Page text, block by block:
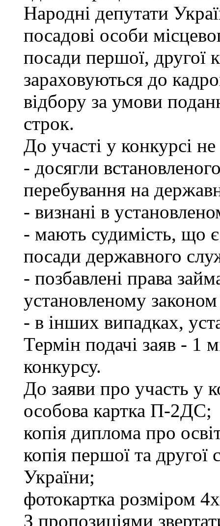
Народні депутати
посадові особи
посади першої, другої
зараховуються до
відбору за умови
строк.
До участі у конкурсі
- досягли
перебування на
- визнані в
- мають судимість, що
посади державного
- позбавлені права
установленому
- в інших випадках,
Термін подачі заяв - 1
конкурсу.
До заяви про участь у
особова картка П-2ДС;
копія диплома про
копія першої та другої
України;
фотокартка розміром
З пропозиціями